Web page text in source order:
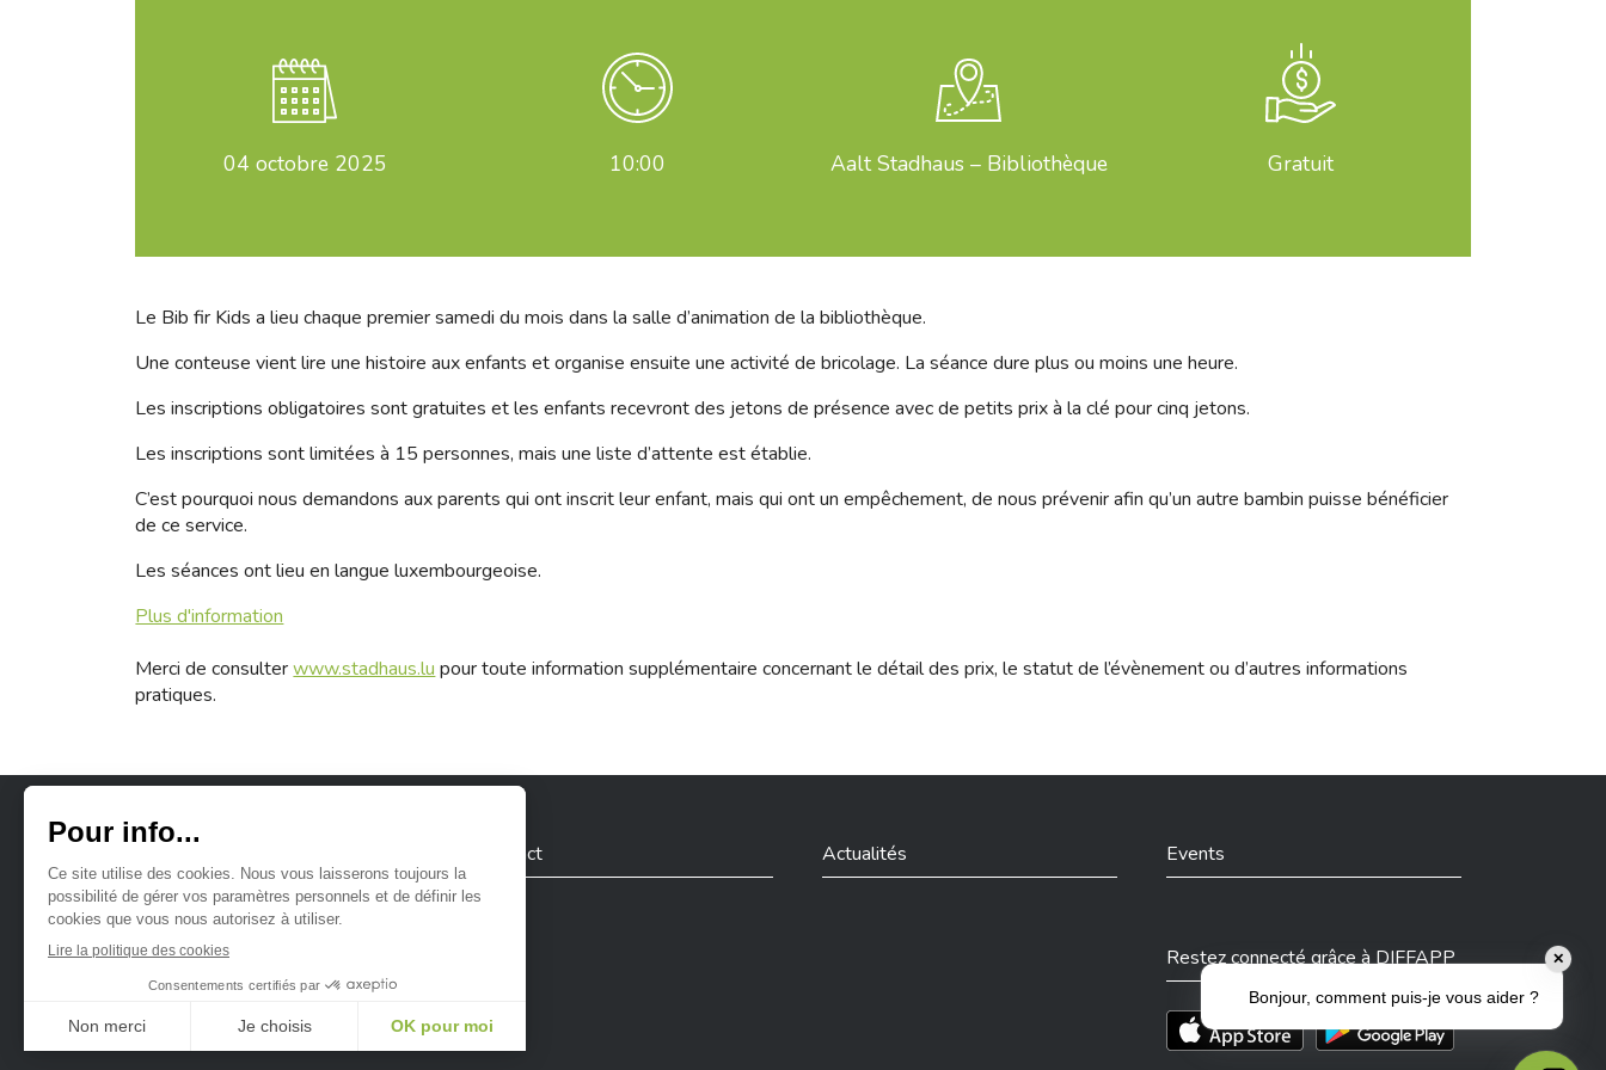
04 octobre 2025 10:00 Aalt Stadhaus – Bibliothèque Gratuit
Le Bib fir Kids a lieu chaque premier samedi du mois dans la salle d’animation de la bibliothèque.
Une conteuse vient lire une histoire aux enfants et organise ensuite une activité de bricolage. La séance dure plus ou moins une heure.
Les inscriptions obligatoires sont gratuites et les enfants recevront des jetons de présence avec de petits prix à la clé pour cinq jetons.
Les inscriptions sont limitées à 15 personnes, mais une liste d’attente est établie.
C’est pourquoi nous demandons aux parents qui ont inscrit leur enfant, mais qui ont un empêchement, de nous prévenir afin qu’un autre bambin puisse bénéficier
de ce service.
Les séances ont lieu en langue luxembourgeoise.
Plus d'information
Merci de consulterwww.stadhaus.lu pour toute information supplémentaire concernant le détail des prix, le statut de l’évènement ou d’autres informations
pratiques.
Ville de Differdange
Ville de Differdange sur Facebook
Ville de Differdange sur Instagram
Ville de Differdange sur YouTube
Contact Actualités Events
Restez connecté grâce à DIFFAPP
Téléchargez l'app sur l'App StoreTéléchargez l'app sur Play Store
✕
Bonjour, comment puis-je vous aider ?